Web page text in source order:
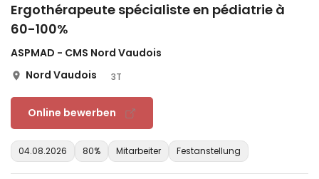
Ergothérapeute spécialiste en pédiatrie à
60-100%
ASPMAD - CMS Nord Vaudois
Nord Vaudois
3T
Online bewerben
04.08.2026 80% Mitarbeiter Festanstellung